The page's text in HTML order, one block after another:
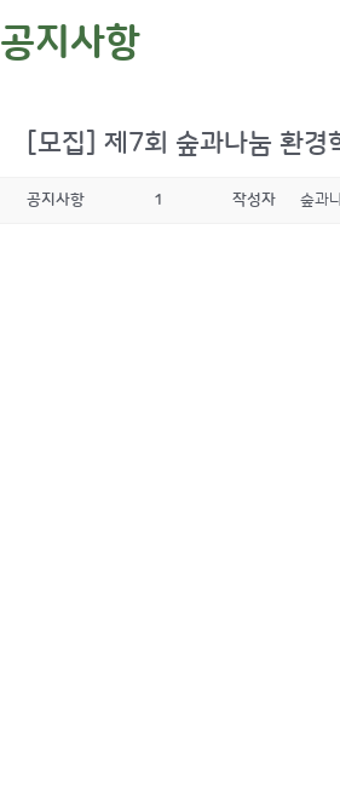
공지사항
[모집] 제7회 숲과나눔 환
공지사항 1 작성자 숲과